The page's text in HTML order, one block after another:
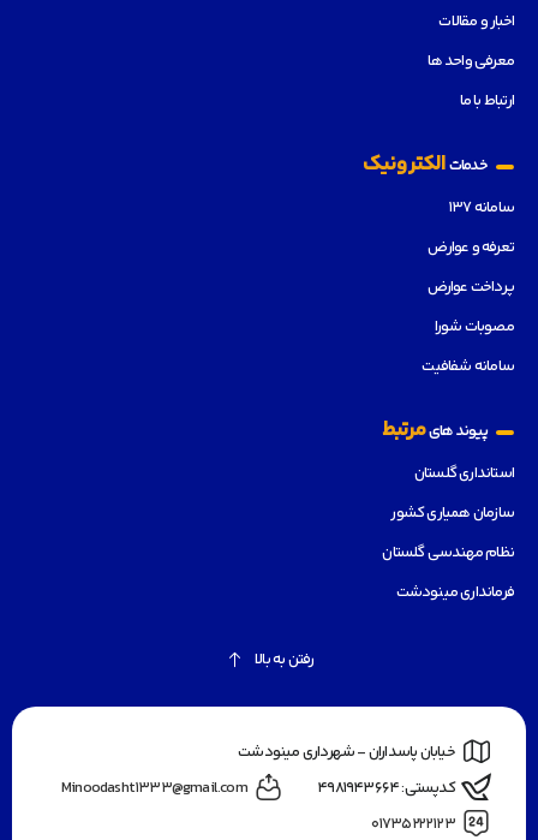
اخبار و مقالات
معرفی واحد ها
ارتباط با ما
خدماتالکترونیک
سامانه ۱۳۷
تعرفه و عوارض
پرداخت عوارض
مصوبات شورا
سامانه شفافیت
پیوند هایمرتبط
استانداری گلستان
سازمان همیاری کشور
نظام مهندسی گلستان
فرمانداری مینودشت
رفتن به بالا
خیابان پاسداران - شهرداری مینودشت
کدپستی: ۴۹۸۱۹۴۳۶۶۴
Minoodasht1333@gmail.com
۰۱۷۳۵۲۲۲۱۲۳